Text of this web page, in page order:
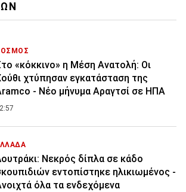
«κόκκινο» η Μέση Ανατολή: Οι
χτύπησαν εγκατάσταση της
- Νέο μήνυμα Αραγτσί σε ΗΠΑ
Νεκρός δίπλα σε κάδο
εντοπίστηκε ηλικιωμένος -
όλα τα ενδεχόμενα